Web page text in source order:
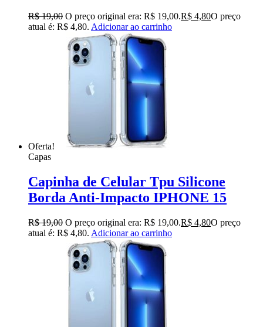
R$19,00 O preço original era: R$ 19,00.R$ 4,80O preço
atual é: R$ 4,80. Adicionar ao carrinho
Oferta!
Capas
Capinha de Celular Tpu Silicone
Borda Anti-Impacto IPHONE 15
R$19,00 O preço original era: R$ 19,00.R$ 4,80O preço
atual é: R$ 4,80. Adicionar ao carrinho